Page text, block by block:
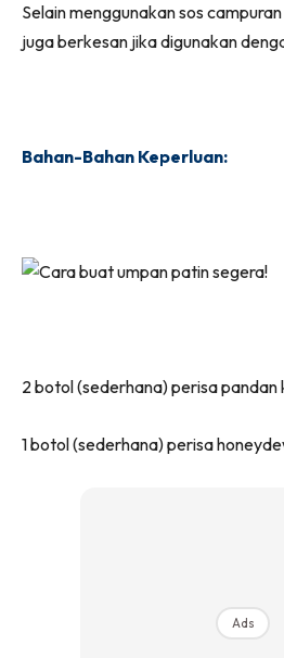
Selain menggunakan sos
juga berkesan jika digunakan
Bahan-Bahan Keperluan:
2 botol (sederhana) perisa pandan
1 botol (sederhana) perisa
Ads